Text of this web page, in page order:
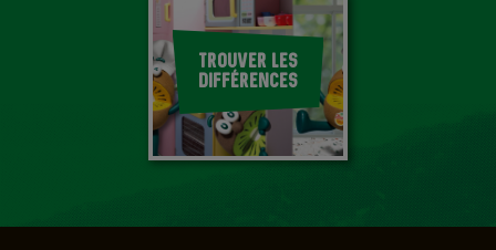
TROUVER LES
DIFFÉRENCES